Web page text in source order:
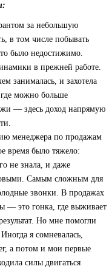
за небольшую
в том числе побывать
было недостижимо.
в прежней работе.
занималась, и захотела
можно больше
— здесь доход напрямую
менеджера по продажам
время было тяжело:
не знала, и даже
Самым сложным для
звонки. В продажах
— это гонка, где выживает
Но мне помогли
я сомневалась,
а потом и мои первые
силы двигаться